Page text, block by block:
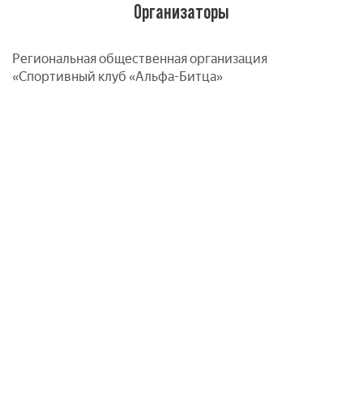
Организаторы
Региональная общественная организация
«Спортивный клуб «Альфа-Битца»